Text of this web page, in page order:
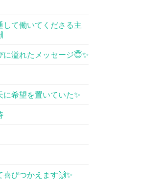
して働いてくださる主
に溢れたメッセージ😇✨
に希望を置いていた✨
喜びつかえます🙌✨